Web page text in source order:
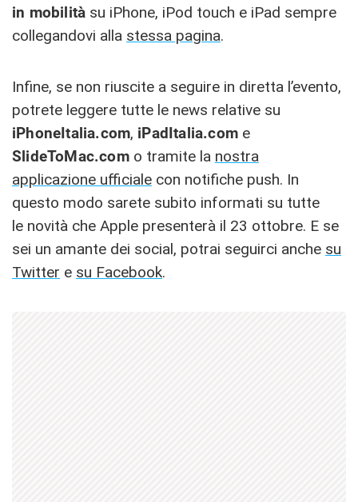
in mobilità su iPhone, iPod touch e iPad sempre
collegandovi alla stessa pagina.
Infine, se non riuscite a seguire in diretta l’evento,
potrete leggere tutte le news relative su
iPhoneItalia.com, iPadItalia.com e
SlideToMac.como tramite la nostra
applicazione ufficiale con notifiche push. In
questo modo sarete subito informati su tutte
le novità che Apple presenterà il 23 ottobre. E se
sei un amante dei social, potrai seguirci anche su
Twitter e su Facebook.